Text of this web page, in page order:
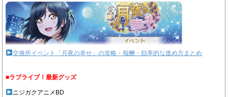
交換所イベント「月夜の幸せ」の攻略・報酬・効率的な進め方まとめ
■ラブライブ！最新グッズ
ニジガクアニメBD